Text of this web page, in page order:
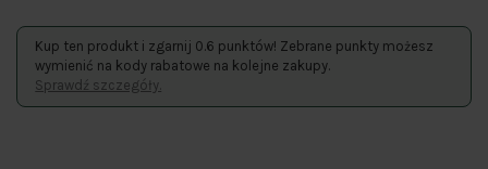
Kup ten produkt i zgarnij 0.6 punktów! Zebrane punkty możesz
wymienić na kody rabatowe na kolejne zakupy.
Sprawdź szczegóły.